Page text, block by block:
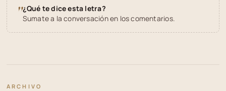
"¿Qué te dice esta letra?
Sumate a la conversación en los comentarios.
ARCHIVO